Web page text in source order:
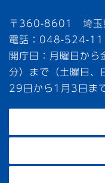
〒360-8601 埼玉
電話：048-524-
開庁日：月曜日か
分）まで（土曜日、
29日から1月3日ま